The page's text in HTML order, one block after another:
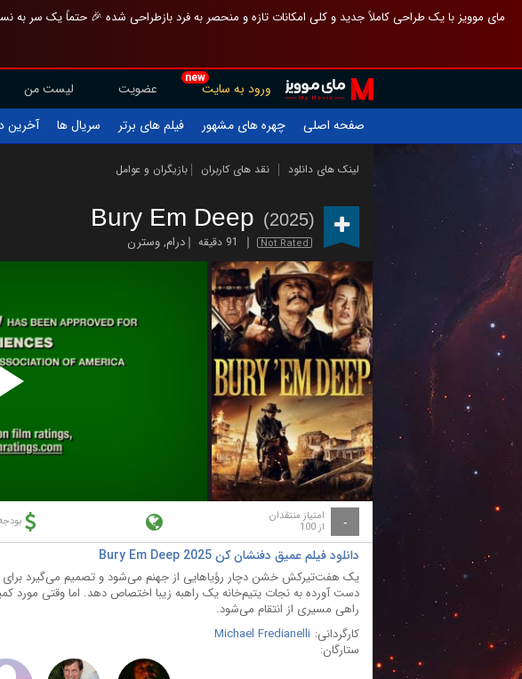
مای موویز با یک طراحی کاملاً جدید و کلی امکانات تازه و منحصر به فرد بازطراحی شده 🎉 حتماً یک سر
new
ورود به سایت عضویت لیست من
صفحه اصلی
چهره های مشهور فیلم های برتر سریال ها آخرین
لینک های دانلود نقد های کاربران بازیگران و عوامل
Bury Em Deep (2025)
Not Rated 91 دقیقه درام,وسترن
- امتیاز منتقدان
از 100
دانلود فیلم عمیق دفنشان کن Bury Em Deep 2025
یک هفت‌تیرکش خشن دچار رؤیاهایی از جهنم می‌شود و تصمیم می‌گیرد برای
دست آورده به نجات یتیم‌خانه یک راهبه زیبا اختصاص دهد. اما وقتی مورد
راهی مسیری از انتقام می‌شود.
کارگردانی: Michael Fredianelli
ستارگان: